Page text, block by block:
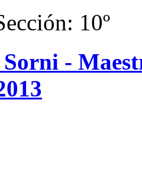
10º
-